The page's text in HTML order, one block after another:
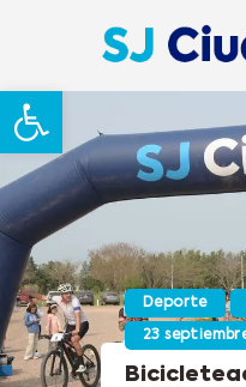
Abrir barra
Deporte
23